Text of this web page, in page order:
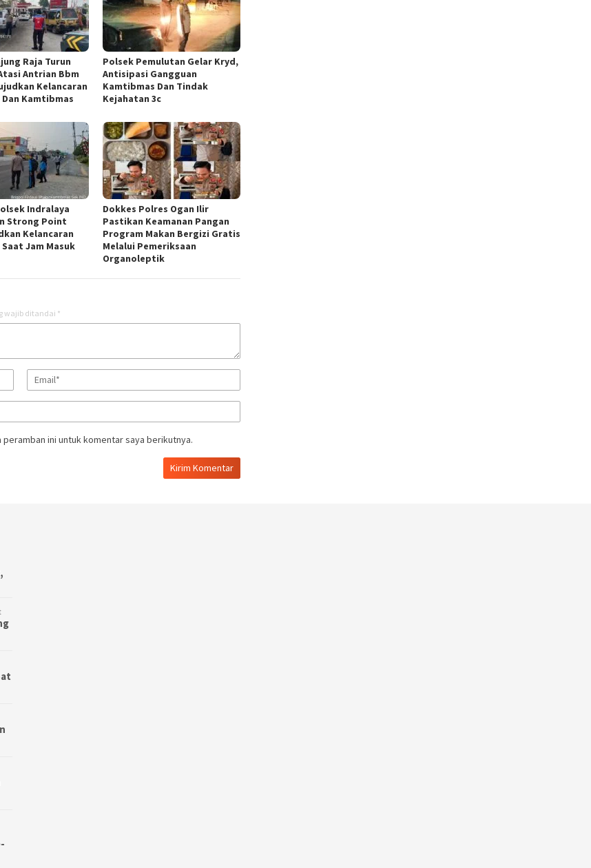
Raja Turun
Antrian Bbm
Kelancaran
Kamtibmas
Polsek Pemulutan Gelar Kryd,
Antisipasi Gangguan
Kamtibmas Dan Tindak
Kejahatan 3c
Indralaya
Strong Point
Kelancaran
Jam Masuk
Dokkes Polres Ogan Ilir
Pastikan Keamanan Pangan
Program Makan Bergizi Gratis
Melalui Pemeriksaan
Organoleptik
wajib ditandai *
ini untuk komentar saya berikutnya.